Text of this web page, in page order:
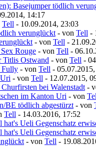
Basejumper tödlich
14:17
Tell - 10.09.2014, 23:03
verunglückt - von Tell -
- von Tell -
Rouge - von Tell -
Titlis Ostwand - von Tell -
Fully - von Tell - 05.07.2015,
- von Tell - 12.07.2015,
bei Walenstadt -
im Kanton Uri - von
BE tödlich abgestürzt - von
Tell - 14.03.2016, 17:52
Ueli Gegenschatz
Ueli Gegenschatz
- von Tell -